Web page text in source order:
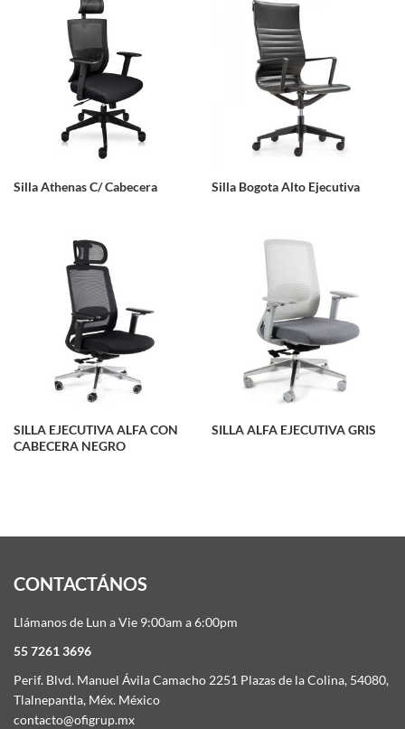
Silla Athenas C/ Cabecera Silla Bogota Alto Ejecutiva
SILLA EJECUTIVA ALFA CON
CABECERA NEGRO
SILLA ALFA EJECUTIVA GRIS
CONTACTÁNOS
Llámanos de Lun a Vie 9:00am a 6:00pm
55 7261 3696
Perif. Blvd. Manuel Ávila Camacho 2251 Plazas de la Colina, 54080,
Tlalnepantla, Méx. México
contacto@ofigrup.mx